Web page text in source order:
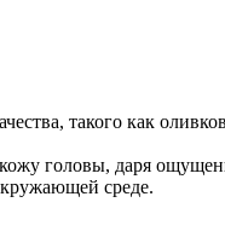
такого как
головы, даря
среде.